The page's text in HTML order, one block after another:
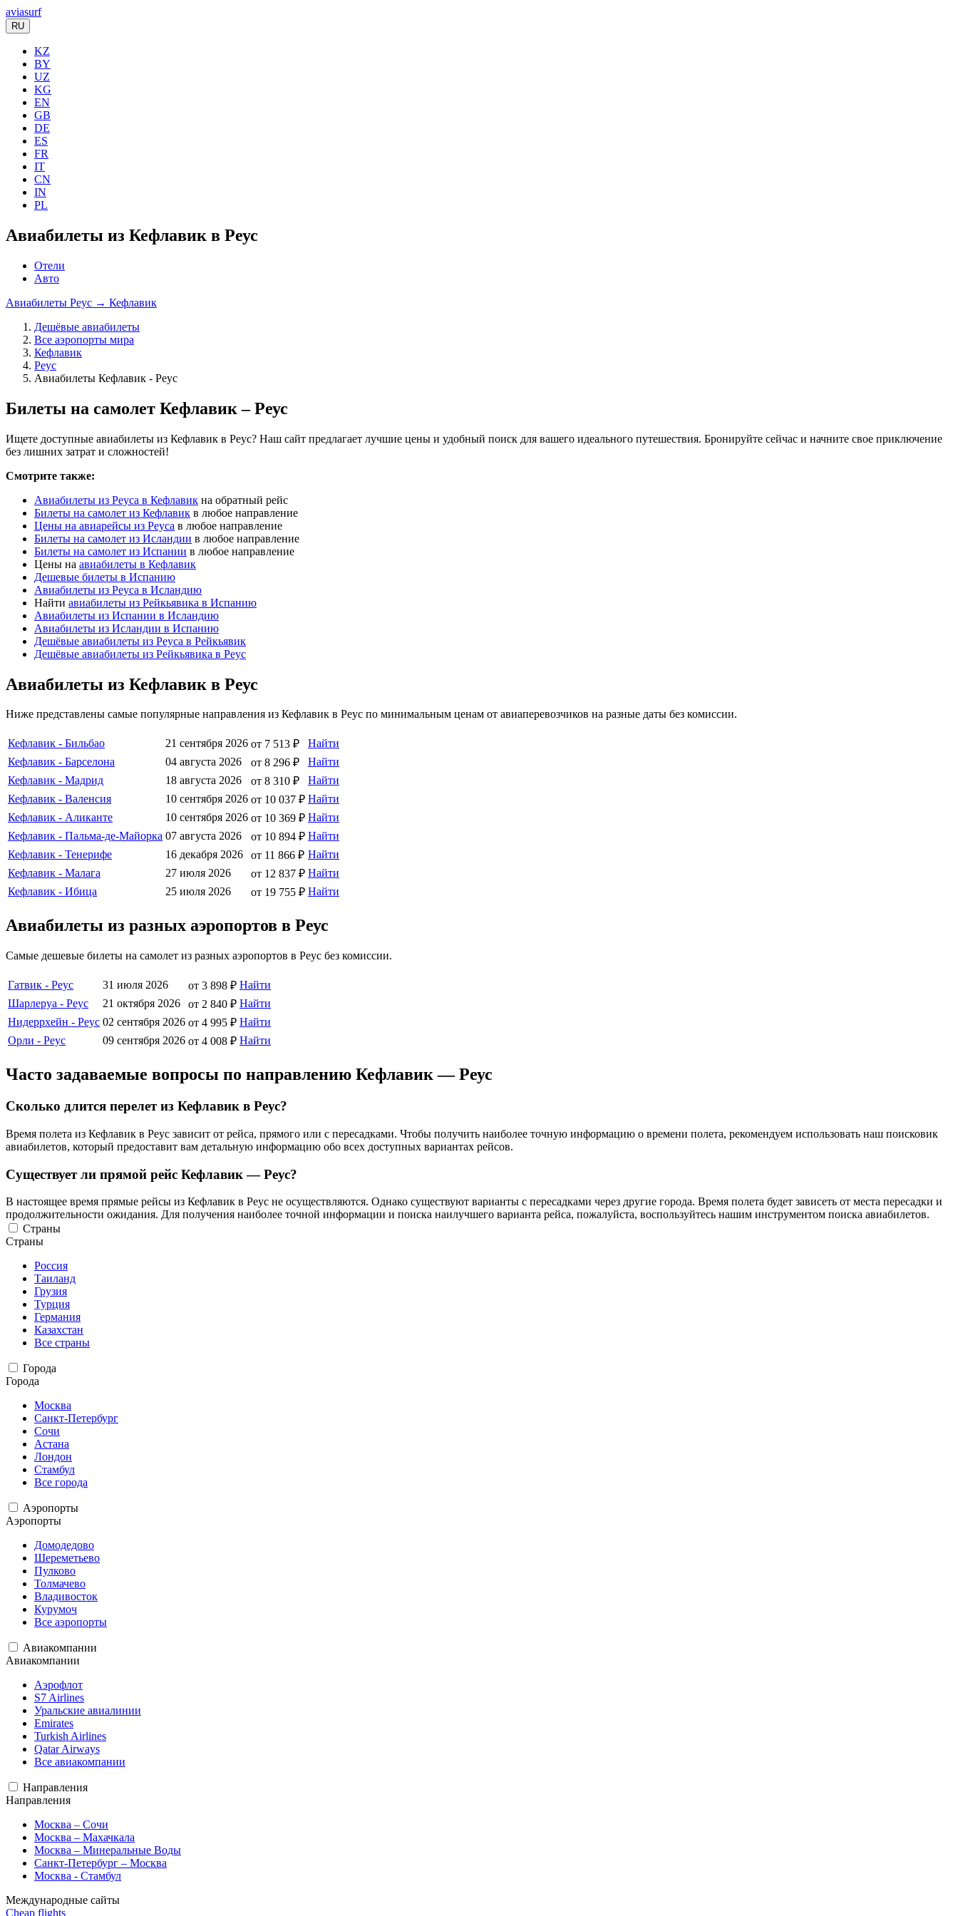
aviasurf
RU
KZ
BY
UZ
KG
EN
GB
DE
ES
FR
IT
CN
IN
PL
Авиабилеты из Кефлавик в Реус
Отели
Авто
Авиабилеты Реус → Кефлавик
Дешёвые авиабилеты
Все аэропорты мира
Кефлавик
Реус
Авиабилеты Кефлавик - Реус
Билеты на самолет Кефлавик – Реус
Ищете доступные авиабилеты из Кефлавик в Реус? Наш сайт предлагает лучшие цены и удобный поиск для вашего идеального путешествия. Бронируйте сейчас и начните свое приключение
без лишних затрат и сложностей!
Смотрите также:
Авиабилеты из Реуса в Кефлавик на обратный рейс
Билеты на самолет из Кефлавик в любое направление
Цены на авиарейсы из Реуса в любое направление
Билеты на самолет из Исландии в любое направление
Билеты на самолет из Испании в любое направление
Цены на авиабилеты в Кефлавик
Дешевые билеты в Испанию
Авиабилеты из Реуса в Исландию
Найти авиабилеты из Рейкьявика в Испанию
Авиабилеты из Испании в Исландию
Авиабилеты из Исландии в Испанию
Дешёвые авиабилеты из Реуса в Рейкьявик
Дешёвые авиабилеты из Рейкьявика в Реус
Авиабилеты из Кефлавик в Реус
Ниже представлены самые популярные направления из Кефлавик в Реус по минимальным ценам от авиаперевозчиков на разные даты без комиссии.
Кефлавик - Бильбао 21 сентября 2026 от 7 513 ₽
Найти
Кефлавик - Барселона
04 августа 2026 от 8 296 ₽
Найти
Кефлавик - Мадрид
18 августа 2026 от 8 310 ₽
Найти
Кефлавик - Валенсия
10 сентября 2026 от 10 037 ₽ Найти
Кефлавик - Аликанте
10 сентября 2026 от 10 369 ₽ Найти
Кефлавик - Пальма-де-Майорка 07 августа 2026 от 10 894 ₽ Найти
Кефлавик - Тенерифе
16 декабря 2026 от 11 866 ₽ Найти
Кефлавик - Малага
27 июля 2026 от 12 837 ₽ Найти
Кефлавик - Ибица
25 июля 2026 от 19 755 ₽ Найти
Авиабилеты из разных аэропортов в Реус
Самые дешевые билеты на самолет из разных аэропортов в Реус без комиссии.
Гатвик - Реус 31 июля 2026 от 3 898 ₽ Найти
Шарлеруа - Реус
21 октября 2026 от 2 840 ₽ Найти
Нидеррхейн - Реус 02 сентября 2026 от 4 995 ₽ Найти
Орли - Реус
09 сентября 2026 от 4 008 ₽ Найти
Часто задаваемые вопросы по направлению Кефлавик — Реус
Сколько длится перелет из Кефлавик в Реус?
Время полета из Кефлавик в Реус зависит от рейса, прямого или с пересадками. Чтобы получить наиболее точную информацию о времени полета, рекомендуем использовать наш поисковик
авиабилетов, который предоставит вам детальную информацию обо всех доступных вариантах рейсов.
Существует ли прямой рейс Кефлавик — Реус?
В настоящее время прямые рейсы из Кефлавик в Реус не осуществляются. Однако существуют варианты с пересадками через другие города. Время полета будет зависеть от места пересадки и
продолжительности ожидания. Для получения наиболее точной информации и поиска наилучшего варианта рейса, пожалуйста, воспользуйтесь нашим инструментом поиска авиабилетов.
Страны
Страны
Россия
Таиланд
Грузия
Турция
Германия
Казахстан
Все страны
Города
Города
Москва
Санкт-Петербург
Сочи
Астана
Лондон
Стамбул
Все города
Аэропорты
Аэропорты
Домодедово
Шереметьево
Пулково
Толмачево
Владивосток
Курумоч
Все аэропорты
Авиакомпании
Авиакомпании
Аэрофлот
S7 Airlines
Уральские авиалинии
Emirates
Turkish Airlines
Qatar Airways
Все авиакомпании
Направления
Направления
Москва – Сочи
Москва – Махачкала
Москва – Минеральные Воды
Санкт-Петербург – Москва
Москва - Стамбул
Международные сайты
Cheap flights